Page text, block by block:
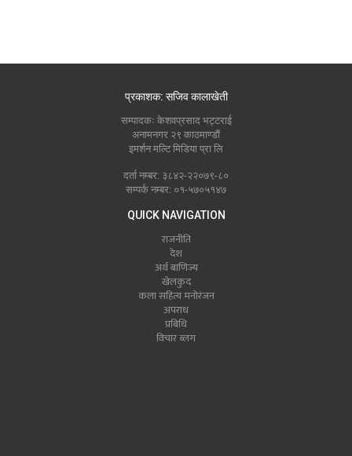
प्रकाशक: सजिव कालाखेती
सम्पादकः केशवप्रसाद भट्टराई
अनामनगर २९ काठमाण्डौं
इमर्शन मल्टि मिडिया प्रा लि
दर्ता नम्बर: ३८४२-२२०७९-८०
सम्पर्क नम्बर: ०१-५७०५१४७
QUICK NAVIGATION
राजनीति
देश
अर्थ बाणिज्य
खेलकुद
कला सहित्य मनोरंजन
अपराध
प्रबिधि
विचार ब्लग